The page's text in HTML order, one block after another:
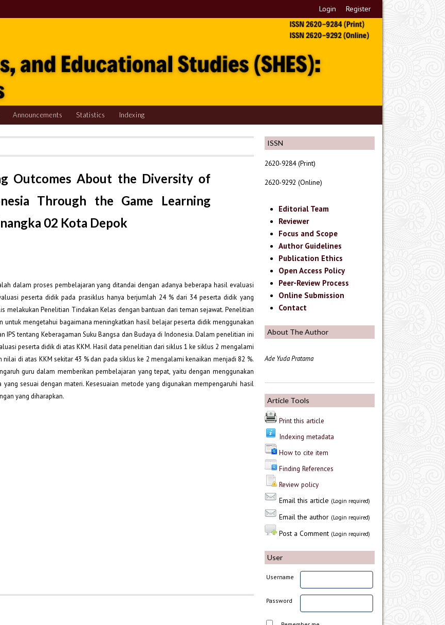
Login Register
Announcements Statistics Indexing
ISSN
2620-9284 (Print)
2620-9292 (Online)
Editorial Team
Reviewer
Focus and Scope
Author Guidelines
Publication Ethics
Open Access Policy
Peer-Review Process
Online Submission
Contact
About The Author
Ade Yuda Pratama
Article Tools
Print this article
Indexing metadata
How to cite item
Finding References
Review policy
Email this article (Login required)
Email the author (Login required)
Post a Comment (Login required)
User
Username
Password
Outcomes About the Diversity of
Through the Game Learning
02 Kota Depok
dalam proses pembelajaran yang ditandai dengan adanya beberapa hasil evaluasi
peserta didik pada prasiklus hanya berjumlah 24 % dari 34 peserta didik yang
melakukan Penelitian Tindakan Kelas dengan bantuan dari teman sejawat. Penelitian
untuk mengetahui bagaimana meningkatkan hasil belajar peserta didik menggunakan
tentang Keberagaman Suku Bangsa dan Budaya di Indonesia. Dalam penelitian ini
peserta didik di atas KKM. Hasil data penelitian dari siklus 1 ke siklus 2 mengalami
di atas KKM sekitar 43 % dan pada siklus ke 2 mengalami kenaikan menjadi 82 %.
guru dalam memberikan pembelajaran yang tepat, yaitu dengan menggunakan
sesuai dengan materi. Kesesuaian metode yang digunakan mempengaruhi hasil
yang diharapkan.